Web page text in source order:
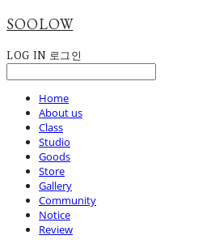
SOOLOW
LOG IN 로그인
Home
About us
Class
Studio
Goods
Store
Gallery
Community
Notice
Review